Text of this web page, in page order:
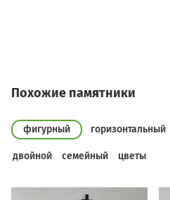
Похожие памятники
фигурный горизонтальный
двойной семейный цветы